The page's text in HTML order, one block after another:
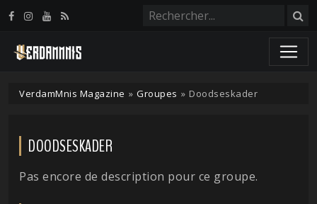
VerdamMnis Magazine » Groupes » Doodseskader
DOODSESKADER
Pas encore de description pour ce groupe.
Panneau de gestion des cookies